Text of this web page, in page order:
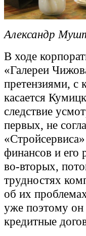
Александр
В ходе
«Галереи
претензиями, с
касается
следствие
первых, не
финансов и
во-вторых,
трудностях
об их
уже поэтому он
кредитные